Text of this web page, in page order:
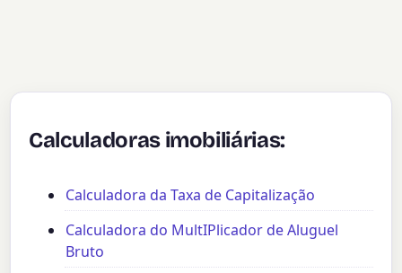
Calculadoras imobiliárias:
Calculadora da Taxa de Capitalização
Calculadora do MultIPlicador de Aluguel
Bruto